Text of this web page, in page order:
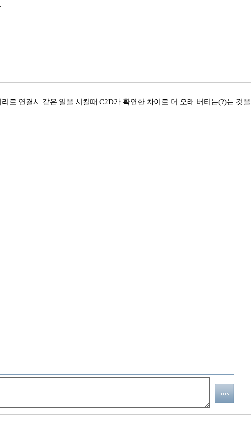
로 연결시 같은 일을 시킬때 C2D가 확연한 차이로 더 오래 버티는(?)는 것을